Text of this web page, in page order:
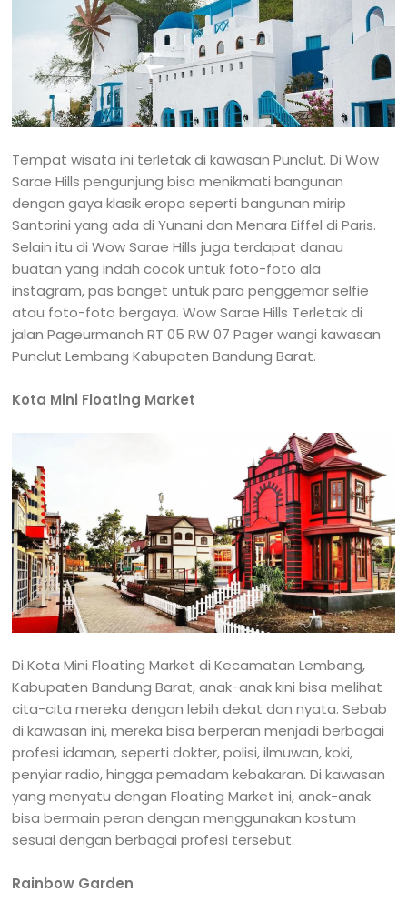
Tempat wisata ini terletak di kawasan Punclut. Di Wow
Sarae Hills pengunjung bisa menikmati bangunan
dengan gaya klasik eropa seperti bangunan mirip
Santorini yang ada di Yunani dan Menara Eiffel di Paris.
Selain itu di Wow Sarae Hills juga terdapat danau
buatan yang indah cocok untuk foto-foto ala
instagram, pas banget untuk para penggemar selfie
atau foto-foto bergaya. Wow Sarae Hills Terletak di
jalan Pageurmanah RT 05 RW 07 Pager wangi kawasan
Punclut Lembang Kabupaten Bandung Barat.
Kota Mini Floating Market
Di Kota Mini Floating Market di Kecamatan Lembang,
Kabupaten Bandung Barat, anak-anak kini bisa melihat
cita-cita mereka dengan lebih dekat dan nyata. Sebab
di kawasan ini, mereka bisa berperan menjadi berbagai
profesi idaman, seperti dokter, polisi, ilmuwan, koki,
penyiar radio, hingga pemadam kebakaran. Di kawasan
yang menyatu dengan Floating Market ini, anak-anak
bisa bermain peran dengan menggunakan kostum
sesuai dengan berbagai profesi tersebut.
Rainbow Garden